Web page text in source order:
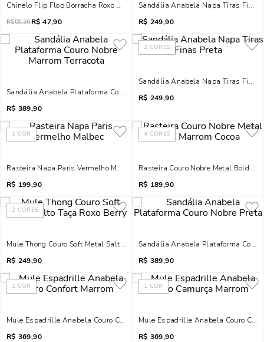
Chinelo Flip Flop Borracha Roxo Lupine
R$59,90R$ 47,90
Sandália Anabela Napa Tiras Finas
R$ 249,90
Sandália Anabela Plataforma Couro Nobre Marrom Terracota
R$ 389,90
2 CORES
Sandália Anabela Napa Tiras Finas
R$ 249,90
1 COR
Rasteira Napa Paris Vermelho Malbec
R$ 199,90
4 CORES
Rasteira Couro Nobre Metal Bold
R$ 189,90
2 CORES
Mule Thong Couro Soft Metal Salto Taça Roxo Berry
R$ 249,90
Sandália Anabela Plataforma Couro
R$ 389,90
1 COR
Mule Espadrille Anabela Couro Confort Marrom
R$ 369,90
1 COR
Mule Espadrille Anabela Couro
R$ 369,90